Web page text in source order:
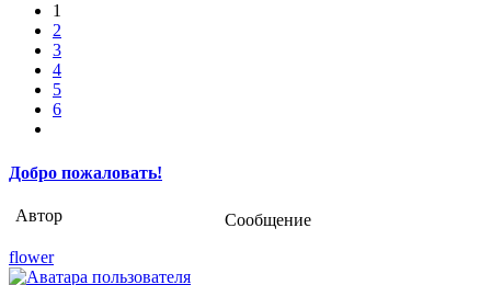
1
2
3
4
5
6
Добро пожаловать!
Автор
Сообщение
flower